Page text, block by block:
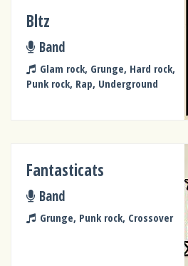
Bltz
Band
Glam rock, Grunge, Hard rock,
Punk rock, Rap, Underground
Fantasticats
Band
Grunge, Punk rock, Crossover